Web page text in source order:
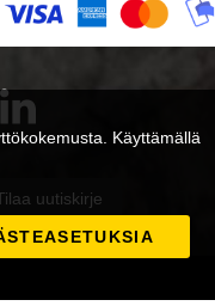
uutiskirje
Käyttämällä